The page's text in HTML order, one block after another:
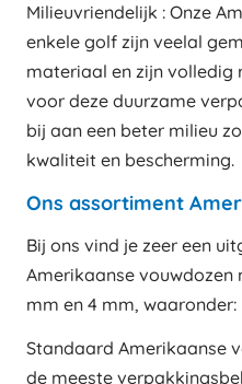
Milieuvriendelijk : Onze
enkele golf zijn veelal
materiaal en zijn volledig
voor deze duurzame
bij aan een beter milieu
kwaliteit en bescherming.
Ons assortiment
Bij ons vind je zeer een
Amerikaanse vouwdozen
mm en 4 mm, waaronder:
Standaard Amerikaanse
de meeste